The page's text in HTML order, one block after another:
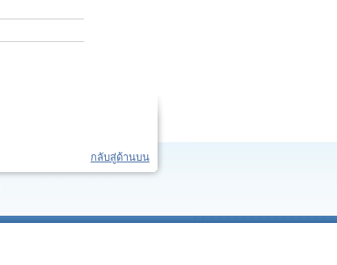
กลับสู่ด้านบน